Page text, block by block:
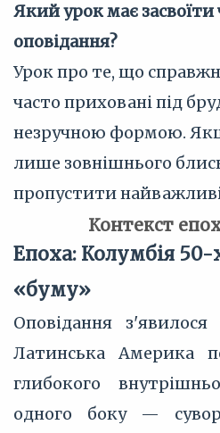
Який урок має засвоїти
оповідання?
Урок про те, що
часто приховані під
незручною формою.
лише зовнішнього
пропустити
Контекст
Епоха: Колумбія 50-
«буму»
Оповідання
Латинська Америка
глибокого
одного боку —